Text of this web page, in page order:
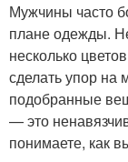
Мужчины часто
плане одежды.
несколько
сделать упор
подобранные
— это
понимаете, как